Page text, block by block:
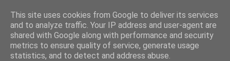
This site uses cookies from Google to deliver its services
and to analyze traffic. Your IP address and user-agent are
shared with Google along with performance and security
metrics to ensure quality of service, generate usage
statistics, and to detect and address abuse.